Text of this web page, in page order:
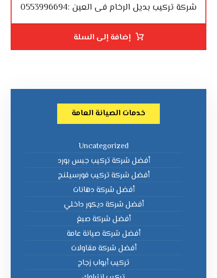
شركة تركيب بديل الرخام فى العين :0553996694
إضافة إلى السلة
خدمات الصيانة العامة
Uncategorized
أفضل شركة تركيب جبس بورد
أفضل شركة تركيب فورسيلنج
أفضل شركة دهانات
أفضل شركة ديكور داخلي
أفضل شركة صبغ
أفضل شركة صيانة عامة
أفضل شركة مقاولات
تركيب أبواب زجاج